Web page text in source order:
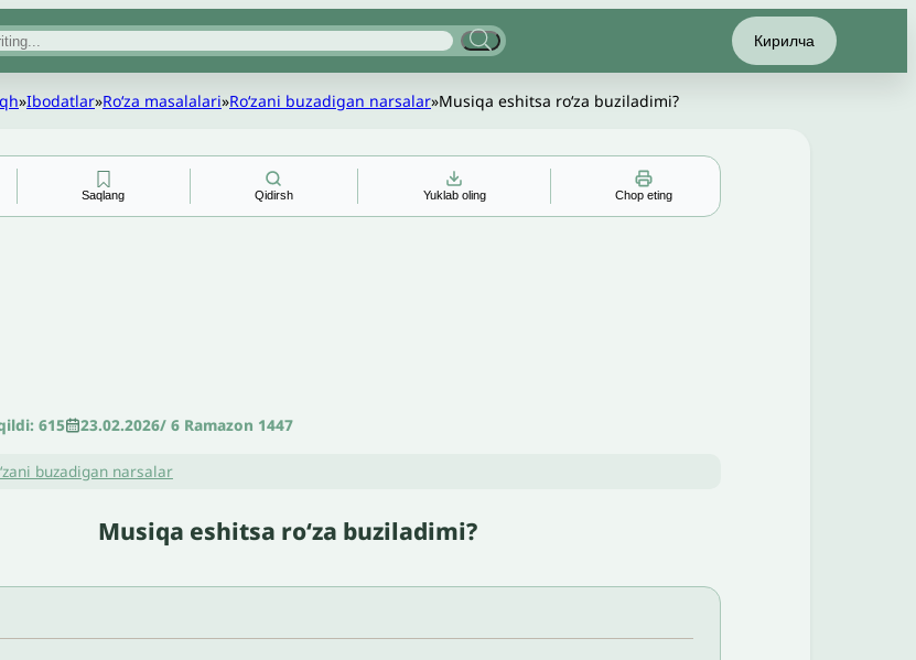
Кирилча
»Ibodatlar»Roʻza masalalari»Roʻzani buzadigan narsalar»Musiqa eshitsa roʻza buziladimi?
Saqlang Qidirsh Yuklab oling Chop eting
615 23.02.2026/ 6 Ramazon 1447
buzadigan narsalar
Musiqa eshitsa roʻza buziladimi?